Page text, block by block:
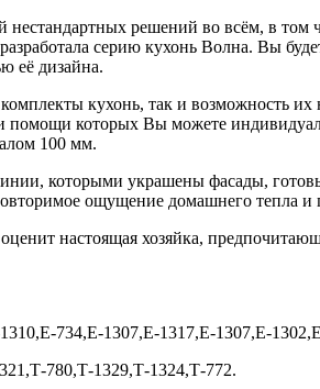
нестандартных решений во всём, в том
серию кухонь Волна. Вы
её дизайна.
кухонь, так и возможность их
помощи которых Вы можете
100 мм.
которыми украшены фасады,
ощущение домашнего тепла и
настоящая хозяйка,
734,Е-1307,Е-1317,Е-1307,Е-
780,Т-1329,Т-1324,Т-772.